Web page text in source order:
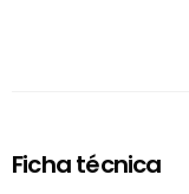
Ficha técnica